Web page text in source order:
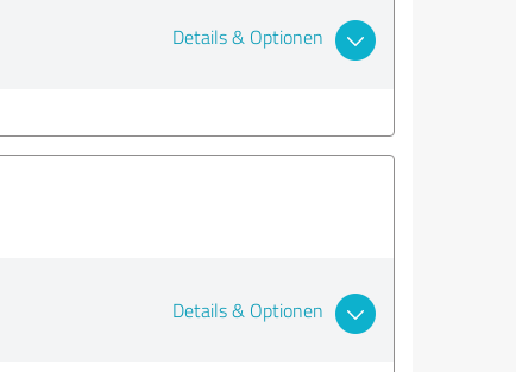
Details & Optionen
Details & Optionen